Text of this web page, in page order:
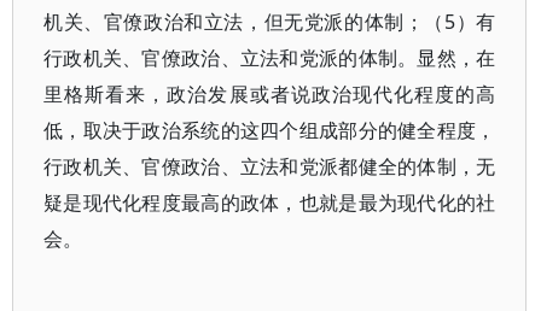
机关、官僚政治和立法，但无党派的体制；（5）有
行政机关、官僚政治、立法和党派的体制。显然，在
里格斯看来，政治发展或者说政治现代化程度的高
低，取决于政治系统的这四个组成部分的健全程度，
行政机关、官僚政治、立法和党派都健全的体制，无
疑是现代化程度最高的政体，也就是最为现代化的社
会。